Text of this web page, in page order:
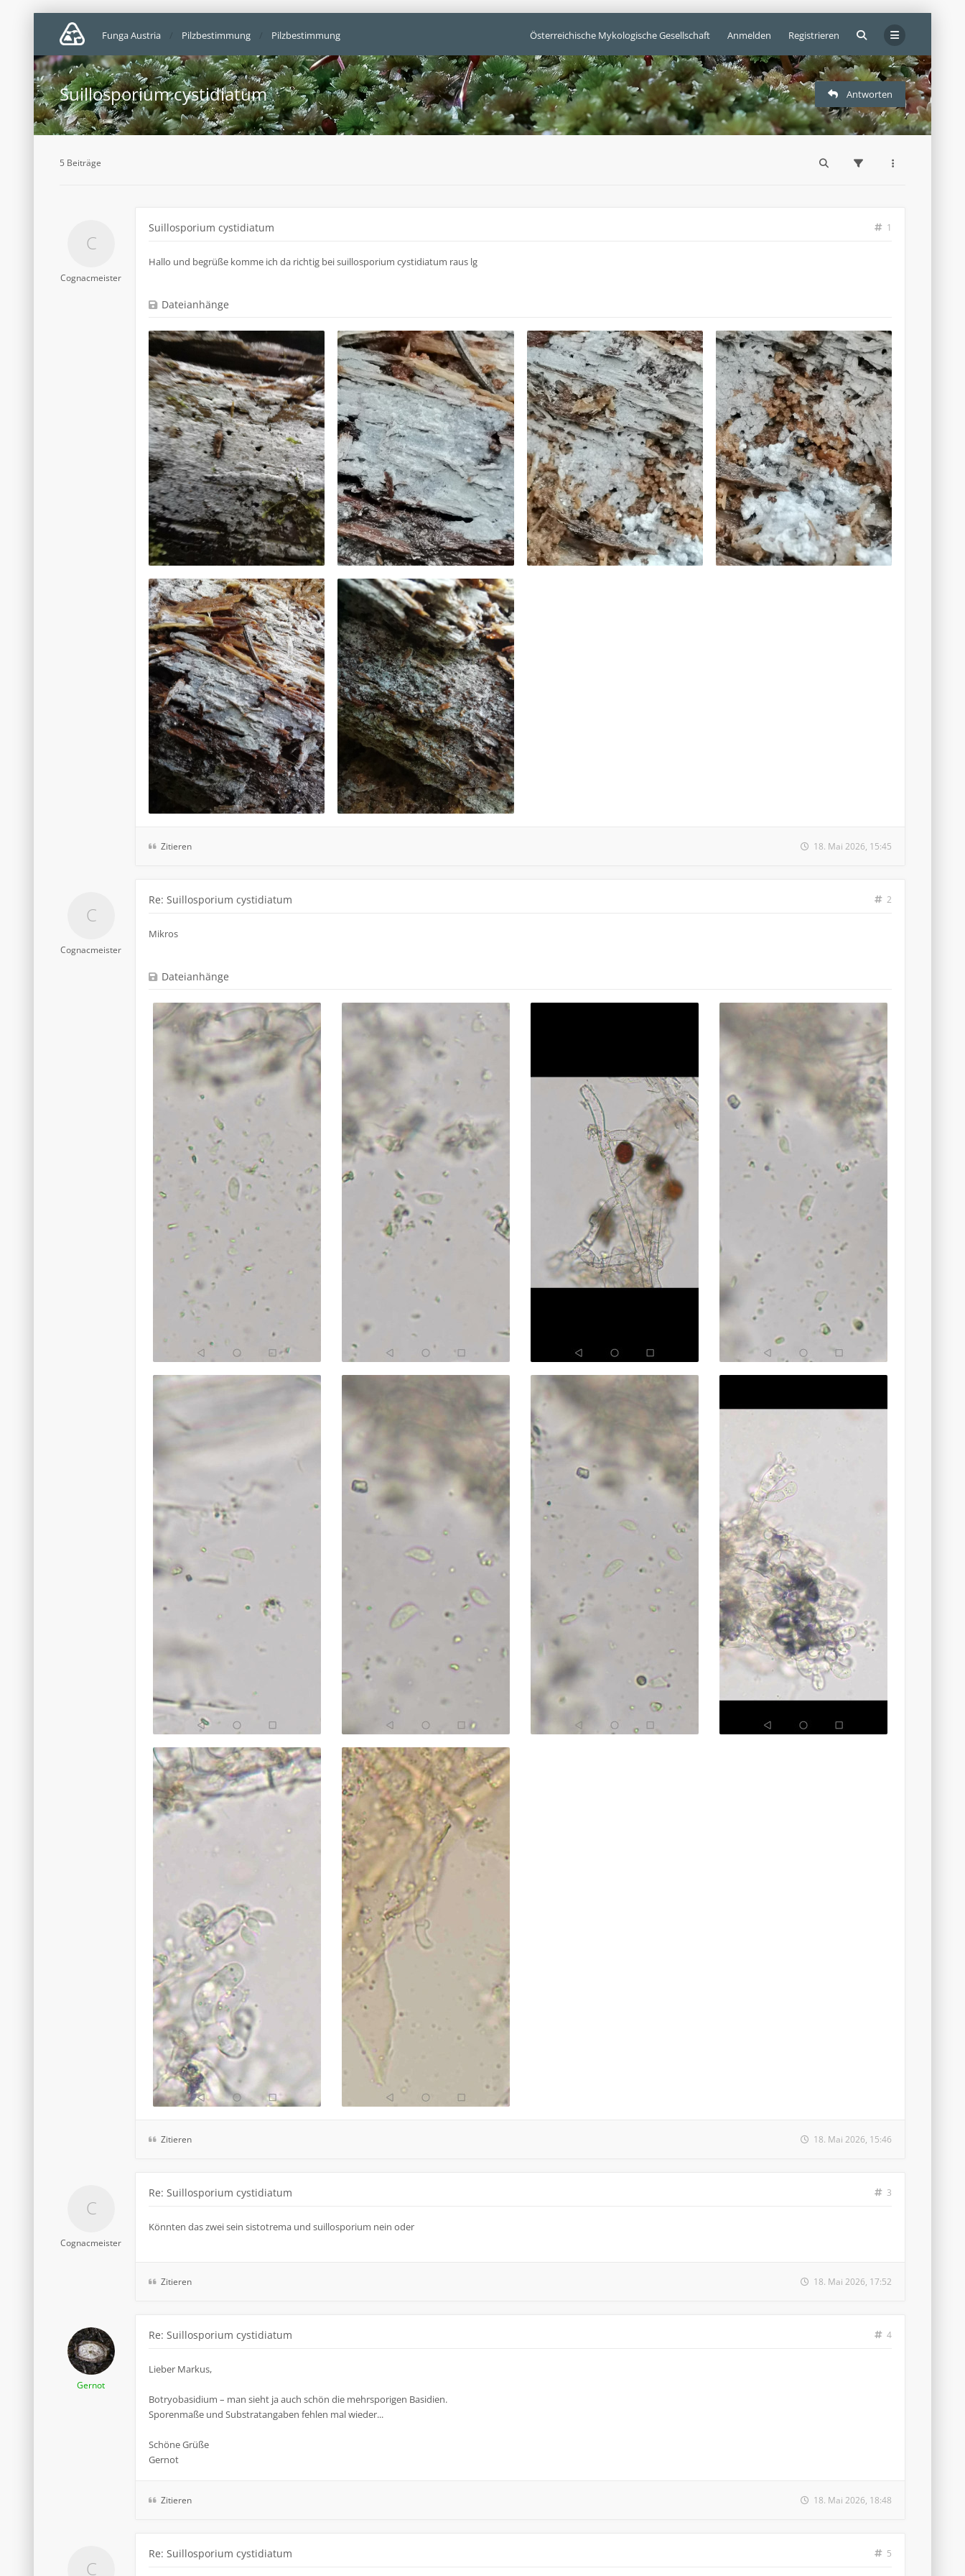
Österreichische Mykologische Gesellschaft Anmelden Registrieren
Funga Austria Pilzbestimmung Pilzbestimmung
Suillosporium cystidiatum Antworten
5 Beiträge
Cognacmeister
Suillosporium cystidiatum 1
Hallo und begrüße komme ich da richtig bei suillosporium cystidiatum raus lg
Dateianhänge
Zitieren 18. Mai 2026, 15:45
Cognacmeister
Re: Suillosporium cystidiatum 2
Mikros
Dateianhänge
Zitieren 18. Mai 2026, 15:46
Cognacmeister
Re: Suillosporium cystidiatum 3
Könnten das zwei sein sistotrema und suillosporium nein oder
Zitieren 18. Mai 2026, 17:52
Gernot
Re: Suillosporium cystidiatum 4
Lieber Markus,
Botryobasidium – man sieht ja auch schön die mehrsporigen Basidien.
Sporenmaße und Substratangaben fehlen mal wieder...
Schöne Grüße
Gernot
Zitieren 18. Mai 2026, 18:48
Re: Suillosporium cystidiatum 5